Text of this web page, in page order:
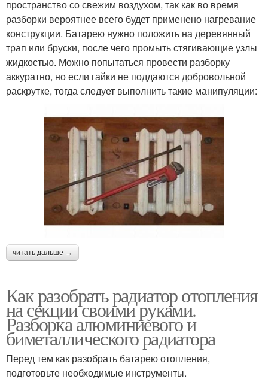
пространство со свежим воздухом, так как во время
разборки вероятнее всего будет применено нагревание
конструкции. Батарею нужно положить на деревянный
трап или бруски, после чего промыть стягивающие узлы
жидкостью. Можно попытаться провести разборку
аккуратно, но если гайки не поддаются добровольной
раскрутке, тогда следует выполнить такие манипуляции:
читать дальше →
Как разобрать радиатор отопления
на секции своими руками.
Разборка алюминиевого и
биметаллического радиатора
Перед тем как разобрать батарею отопления,
подготовьте необходимые инструменты.